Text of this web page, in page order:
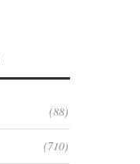
(88)
(710)